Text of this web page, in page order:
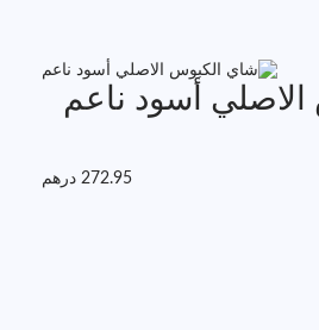
أسود ناعم
272.95 درهم